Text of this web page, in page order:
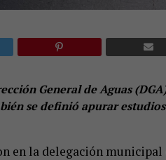
General de Aguas
se definió apurar estudios
en la delegación